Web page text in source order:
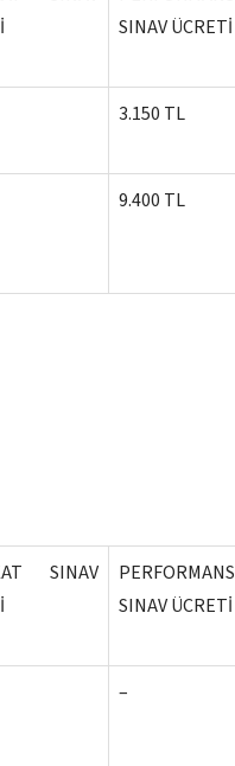
SINAV ÜCRETİ
3.150 TL
9.400 TL
SINAV
PERFORMANS
SINAV ÜCRETİ
–